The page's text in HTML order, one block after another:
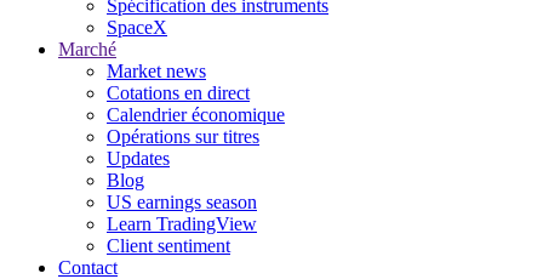
Spécification des instruments
SpaceX
Marché
Market news
Cotations en direct
Calendrier économique
Opérations sur titres
Updates
Blog
US earnings season
Learn TradingView
Client sentiment
Contact